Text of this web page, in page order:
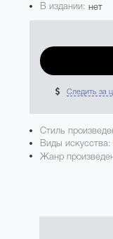
В издании:нет
Следить за
Стиль
Виды
Жанр